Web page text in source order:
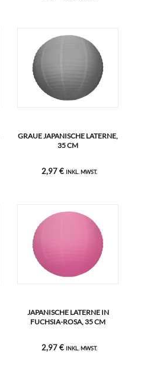
GRAUE JAPANISCHE LATERNE,
35 CM
2,97 € INKL. MWST.
JAPANISCHE LATERNE IN
FUCHSIA-ROSA, 35 CM
2,97 € INKL. MWST.